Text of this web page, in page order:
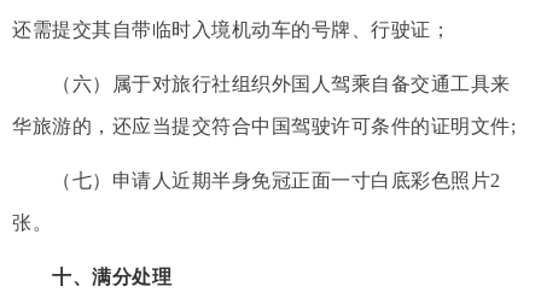
还需提交其自带临时入境机动车的号牌、行驶证；
（六）属于对旅行社组织外国人驾乘自备交通工具来
华旅游的，还应当提交符合中国驾驶许可条件的证明文件;
（七）申请人近期半身免冠正面一寸白底彩色照片2
张。
十、满分处理